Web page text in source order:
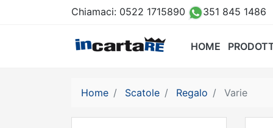
Chiamaci: 0522 1715890 351 845 1486
HOME
Home Scatole Regalo Varie